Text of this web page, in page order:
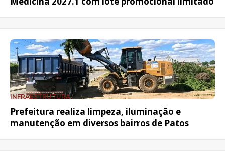
INFRAESTRUTURA
Prefeitura realiza limpeza, iluminação e
manutenção em diversos bairros de Patos